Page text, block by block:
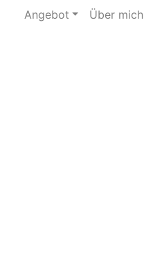
Angebot Über mich